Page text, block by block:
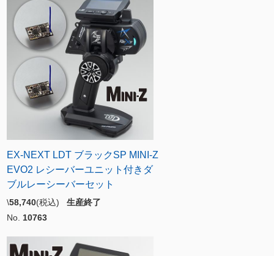
EX-NEXT LDT ブラックSP MINI-Z
EVO2 レシーバーユニット付きダ
ブルレーシーバーセット
\58,740(税込) 生産終了
No. 10763